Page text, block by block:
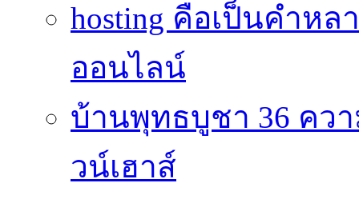
hosting คือเป็นคำห
ออนไลน์
บ้านพุทธบูชา 36 คว
วน์เฮาส์